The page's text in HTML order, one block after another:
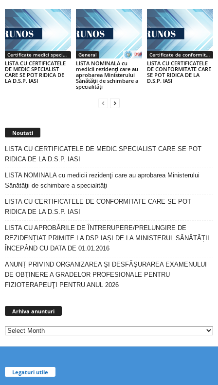
Certificate medici specialiști / primari
LISTA CU CERTIFICATELE
DE MEDIC SPECIALIST
CARE SE POT RIDICA DE
LA D.S.P. IASI
General
LISTA NOMINALA cu
medicii rezidenţi care au
aprobarea Ministerului
Sănătăţii de schimbare a
specialităţi
Certificate de conformitate
LISTA CU CERTIFICATELE
DE CONFORMITATE CARE
SE POT RIDICA DE LA
D.S.P. IASI
Noutati
LISTA CU CERTIFICATELE DE MEDIC SPECIALIST CARE SE POT
RIDICA DE LA D.S.P. IASI
LISTA NOMINALA cu medicii rezidenţi care au aprobarea Ministerului
Sănătăţii de schimbare a specialităţi
LISTA CU CERTIFICATELE DE CONFORMITATE CARE SE POT
RIDICA DE LA D.S.P. IASI
LISTA CU APROBĂRILE DE ÎNTRERUPERE/PRELUNGIRE DE
REZIDENȚIAT PRIMITE LA DSP IAȘI DE LA MINISTERUL SĂNĂTĂȚII
ÎNCEPÂND CU DATA DE 01.01.2016
ANUNȚ PRIVIND ORGANIZAREA ŞI DESFĂŞURAREA EXAMENULUI
DE OBŢINERE A GRADELOR PROFESIONALE PENTRU
FIZIOTERAPEUŢI PENTRU ANUL 2026
Arhiva anunturi
Legaturi utile